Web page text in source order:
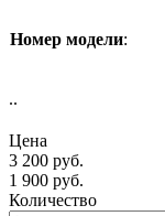
Номер модели:
..
Цена
3 200 руб.
1 900 руб.
Количество